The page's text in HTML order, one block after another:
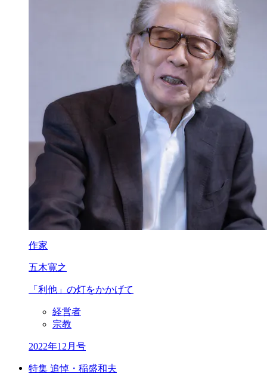
作家
五木寛之
「利他」の灯をかかげて
経営者
宗教
2022年12月号
特集 追悼・稲盛和夫